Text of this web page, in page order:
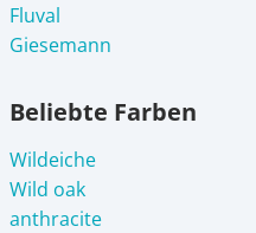
Fluval
Giesemann
Beliebte Farben
Wildeiche
Wild oak
anthracite